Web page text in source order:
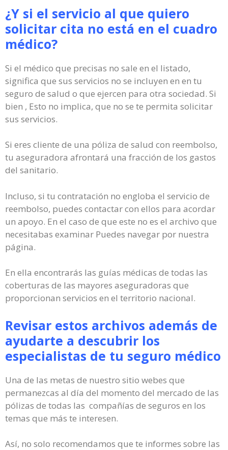
¿Y si el servicio al que quiero
solicitar cita no está en el cuadro
médico?
Si el médico que precisas no sale en el listado,
significa que sus servicios no se incluyen en en tu
seguro de salud o que ejercen para otra sociedad. Si
bien , Esto no implica, que no se te permita solicitar
sus servicios.
Si eres cliente de una póliza de salud con reembolso,
tu aseguradora afrontará una fracción de los gastos
del sanitario.
Incluso, si tu contratación no engloba el servicio de
reembolso, puedes contactar con ellos para acordar
un apoyo. En el caso de que este no es el archivo que
necesitabas examinar Puedes navegar por nuestra
página.
En ella encontrarás las guías médicas de todas las
coberturas de las mayores aseguradoras que
proporcionan servicios en el territorio nacional.
Revisar estos archivos además de
ayudarte a descubrir los
especialistas de tu seguro médico
Una de las metas de nuestro sitio webes que
permanezcas al día del momento del mercado de las
pólizas de todas las compañías de seguros en los
temas que más te interesen.
Así, no solo recomendamos que te informes sobre las